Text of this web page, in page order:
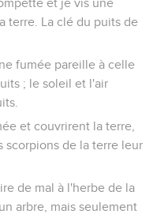
et je vis une
terre. La clé du puits de
fumée pareille à celle
; le soleil et l'air
et couvrirent la terre,
scorpions de la terre leur
de mal à l'herbe de la
arbre, mais seulement